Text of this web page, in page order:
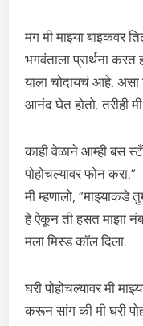
मग मी माझ्या बाइकवर
भगवंताला प्रार्थना
याला चोदायचं आहे. असा
आनंद घेत होतो. तरीही मी
काही वेळाने आम्ही बस
पोहोचल्यावर फोन करा.”
मी म्हणालो, “माझ्याकडे
हे ऐकून ती हसत माझा
मला मिस्ड कॉल दिला.
घरी पोहोचल्यावर मी
करून सांग की मी घरी